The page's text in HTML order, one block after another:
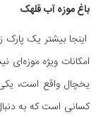
باغ موزه آب قلهک
اینجا بیشتر یک پارک
امکانات ویژه موزه‌ای
یخچال واقع است، یکی
کسانی است که به